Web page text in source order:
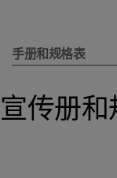
手册和规格表
宣传册